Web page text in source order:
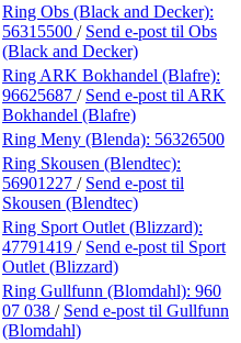
Ring Obs (Black and Decker):
56315500 / Send e-post til Obs
(Black and Decker)
Ring ARK Bokhandel (Blafre):
96625687 / Send e-post til ARK
Bokhandel (Blafre)
Ring Meny (Blenda): 56326500
Ring Skousen (Blendtec):
56901227 / Send e-post til
Skousen (Blendtec)
Ring Sport Outlet (Blizzard):
47791419 / Send e-post til Sport
Outlet (Blizzard)
Ring Gullfunn (Blomdahl): 960
07 038 / Send e-post til Gullfunn
(Blomdahl)